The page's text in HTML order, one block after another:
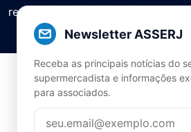
Newsletter ASSERJ
Receba as principais notícias do
supermercadista e informações
para associados.
reservados.
Política de Privacidade